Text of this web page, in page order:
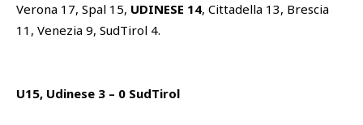
Verona 17, Spal 15, UDINESE 14, Cittadella 13, Brescia
11, Venezia 9, SudTirol 4.
U15, Udinese 3 – 0 SudTirol